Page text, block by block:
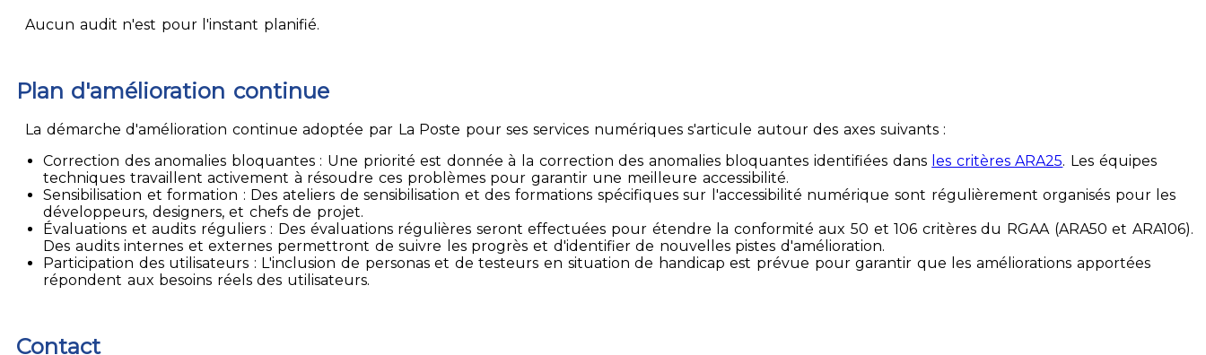
Aucun audit n'est pour l'instant planifié.
Plan d'amélioration continue
La démarche d'amélioration continue adoptée par La Poste pour ses services numériques s'articule autour des axes suivants :
Correction des anomalies bloquantes : Une priorité est donnée à la correction des anomalies bloquantes identifiées dans les critères ARA25. Les équipes
techniques travaillent activement à résoudre ces problèmes pour garantir une meilleure accessibilité.
Sensibilisation et formation : Des ateliers de sensibilisation et des formations spécifiques sur l'accessibilité numérique sont régulièrement organisés pour les
développeurs, designers, et chefs de projet.
Évaluations et audits réguliers : Des évaluations régulières seront effectuées pour étendre la conformité aux 50 et 106 critères du RGAA (ARA50 et ARA106).
Des audits internes et externes permettront de suivre les progrès et d'identifier de nouvelles pistes d'amélioration.
Participation des utilisateurs : L'inclusion de personas et de testeurs en situation de handicap est prévue pour garantir que les améliorations apportées
répondent aux besoins réels des utilisateurs.
Contact